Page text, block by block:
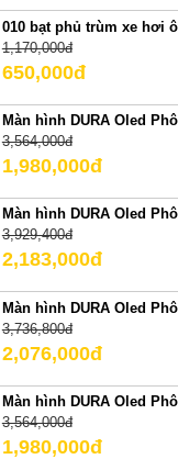
010 bạt phủ trùm xe hơi
1,170,000đ
650,000đ
Màn hình DURA Oled
3,564,000đ
1,980,000đ
Màn hình DURA Oled
3,929,400đ
2,183,000đ
Màn hình DURA Oled
3,736,800đ
2,076,000đ
Màn hình DURA Oled
3,564,000đ
1,980,000đ